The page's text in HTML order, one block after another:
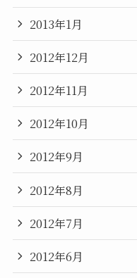
2013年1月
2012年12月
2012年11月
2012年10月
2012年9月
2012年8月
2012年7月
2012年6月